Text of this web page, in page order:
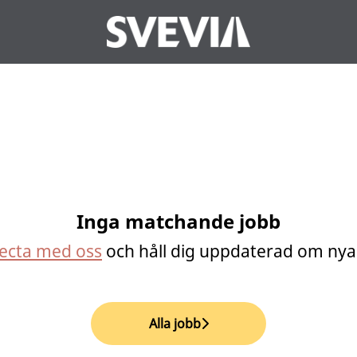
Inga matchande jobb
med oss och håll dig uppdaterad om
Alla jobb